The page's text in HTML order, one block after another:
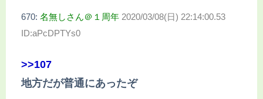
670: 名無しさん＠１周年 2020/03/08(日) 22:14:00.53
ID:aPcDPTYs0
>>107
地方だが普通にあったぞ